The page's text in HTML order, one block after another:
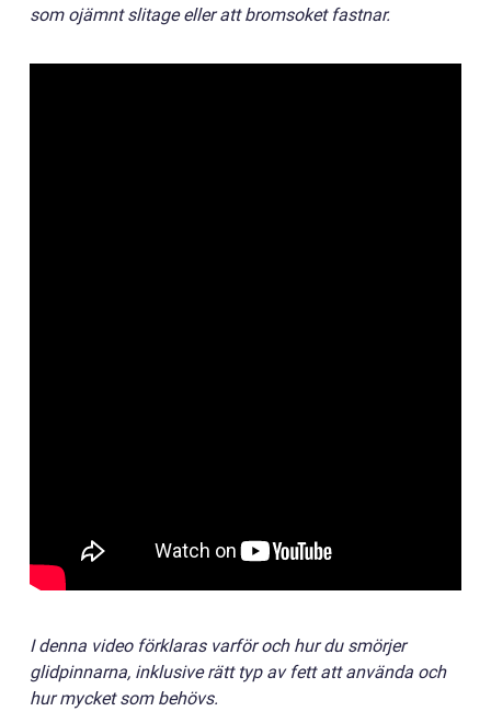
som ojämnt slitage eller att bromsoket fastnar.
I denna video förklaras varför och hur du smörjer
glidpinnarna, inklusive rätt typ av fett att använda och
hur mycket som behövs.